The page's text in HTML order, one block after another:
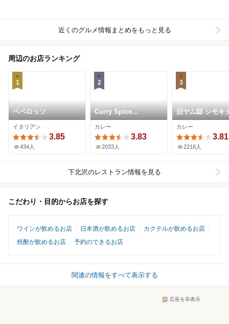
近くのグルメ情報まとめをもっと見る
周辺のお店ランキング
1
ペペロッソ
イタリアン
3.85
434人
2
Curry Spice
Gelateria KALPASI
カレー
3.83
2033人
3
旧ヤム邸 シモ
カレー
3.81
2216人
下北沢のレストラン情報を見る
こだわり・目的からお店を探す
ワインが飲めるお店 日本酒が飲めるお店
カクテルが飲めるお店
焼酎が飲めるお店
予約のできるお店
関連の情報をすべて表示する
広告を非表示